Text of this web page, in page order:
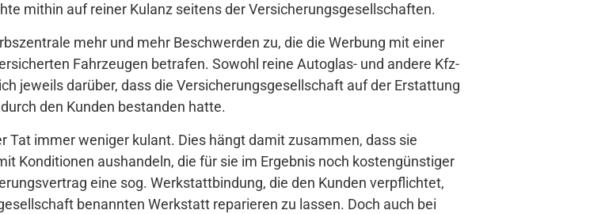
mithin auf reiner Kulanz seitens der Versicherungsgesellschaften.
mehr und mehr Beschwerden zu, die die Werbung mit einer
Fahrzeugen betrafen. Sowohl reine Autoglas- und andere Kfz-
jeweils darüber, dass die Versicherungsgesellschaft auf der Erstattung
den Kunden bestanden hatte.
Tat immer weniger kulant. Dies hängt damit zusammen, dass sie
Konditionen aushandeln, die für sie im Ergebnis noch kostengünstiger
eine sog. Werkstattbindung, die den Kunden verpflichtet,
benannten Werkstatt reparieren zu lassen. Doch auch bei